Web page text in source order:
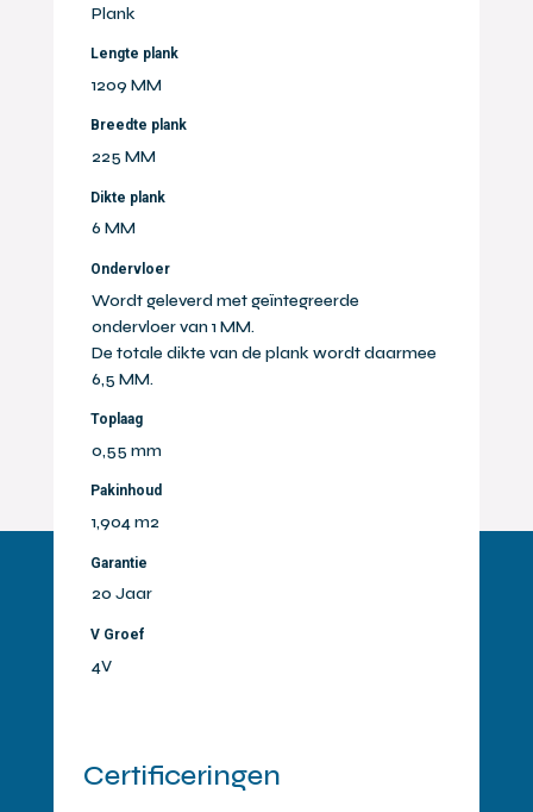
Plank
Lengte plank
1209 MM
Breedte plank
225 MM
Dikte plank
6 MM
Ondervloer
Wordt geleverd met geïntegreerde
ondervloer van 1 MM.
De totale dikte van de plank wordt daarmee
6,5 MM.
Toplaag
0,55 mm
Pakinhoud
1,904 m2
Garantie
20 Jaar
V Groef
4V
Certificeringen